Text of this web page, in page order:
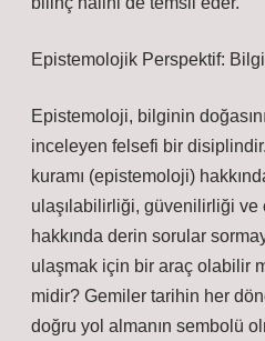
Epistemolojik Perspektif:
Epistemoloji, bilginin
inceleyen felsefi bir
kuramı (epistemoloji)
ulaşılabilirliği, güvenilirliği
hakkında derin sorular
ulaşmak için bir araç olabilir
midir? Gemiler tarihin her
doğru yol almanın sembolü